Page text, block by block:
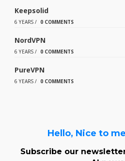
Keepsolid
6 YEARS / 0 COMMENTS
NordVPN
6 YEARS / 0 COMMENTS
PureVPN
6 YEARS / 0 COMMENTS
Hello, Nice to
Subscribe our